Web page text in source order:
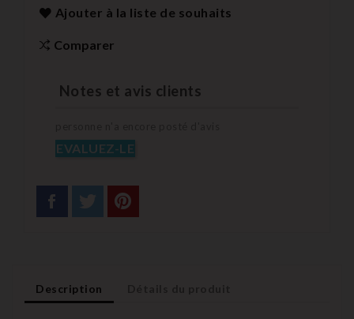
Ajouter à la liste de souhaits
Comparer
Notes et avis clients
EVALUEZ-LE
Description